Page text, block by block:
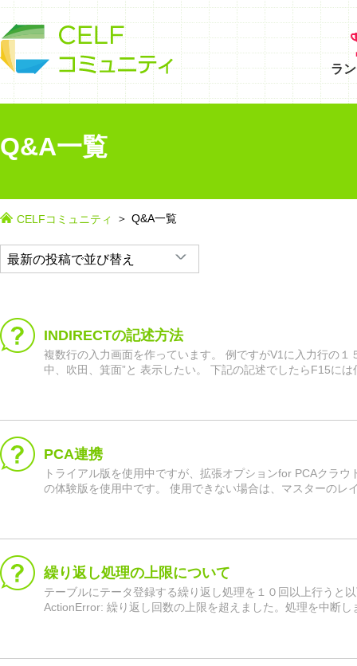
ラ
Q&A一覧
CELFコミュニティ Q&A一覧
INDIRECTの記述方法
複数行の入力画面を作っています。 例ですがV1に入力行の
中、吹田、箕面”と 表示したい。 下記の記述でしたらF15に
PCA連携
トライアル版を使用中ですが、拡張オプションfor PCAクラ
の体験版を使用中です。 使用できない場合は、マスターの
繰り返し処理の上限について
テーブルにテータ登録する繰り返し処理を１０回以上行うと
ActionError: 繰り返し回数の上限を超えました。処理を中断